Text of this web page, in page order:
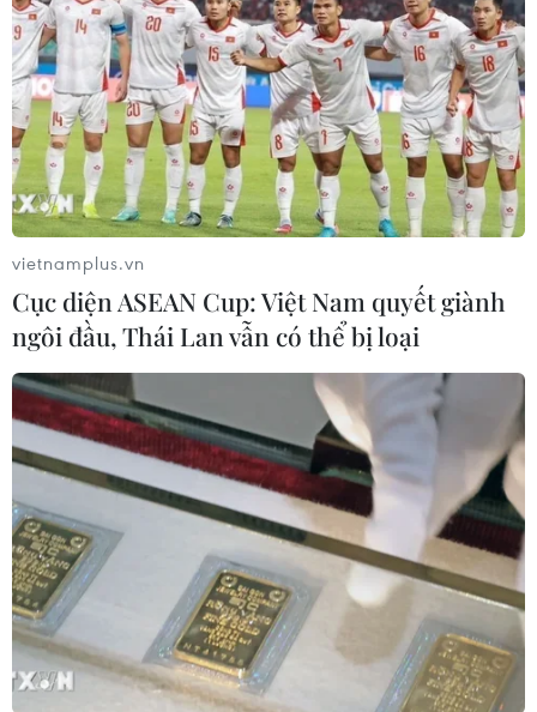
vietnamplus.vn
Cục diện ASEAN Cup: Việt Nam quyết giành
ngôi đầu, Thái Lan vẫn có thể bị loại